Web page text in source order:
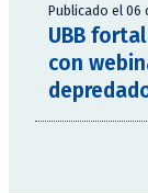
Publicado el 06
UBB
con